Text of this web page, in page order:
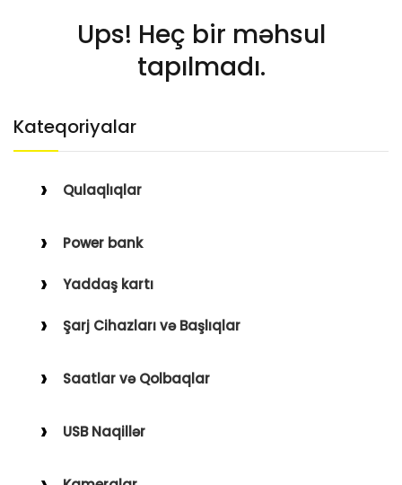
Kateqoriyalar
Qulaqlıqlar
Qulaqüstü
Power bank
Yaddaş kartı
Şarj Cihazları və Başlıqlar
Saatlar və Qolbaqlar
Saat Qolbaqları
USB Naqillər
Ups! Heç bir məhsul
tapılmadı.